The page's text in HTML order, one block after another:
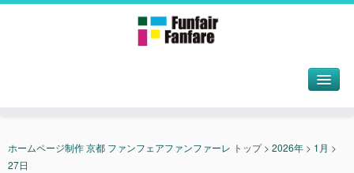
ホームページ制作 京都 ファンフェアファンファーレ トップ> 2026年 > 1月 >
27日